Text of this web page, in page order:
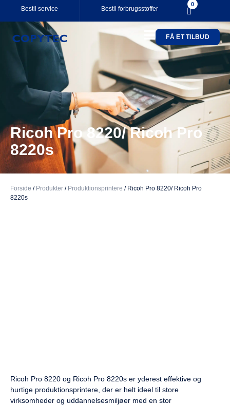
Bestil service Bestil forbrugsstoffer
0
Your cart is empty.
kr. inkl. moms
SE KURV KASSE
FÅ ET TILBUD
Ricoh Pro 8220/ Ricoh Pro
8220s
Forside / Produkter / Produktionsprintere / Ricoh Pro 8220/ Ricoh Pro
8220s
Ricoh Pro 8220 og Ricoh Pro 8220s er yderest effektive og
hurtige produktionsprintere, der er helt ideel til store
virksomheder og uddannelsesmiljøer med en stor